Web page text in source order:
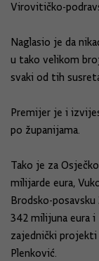
Virovitičko-
Naglasio je da
u tako velikom
svaki od tih
Premijer je i
po županijama.
Tako je za
milijarde eura,
Brodsko-
342 milijuna eura i
zajednički projekti
Plenković.